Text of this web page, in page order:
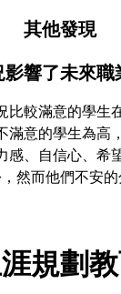
其他發現
響了未來
比較滿意的學生
滿意的學生為高
感、自信心、希
然而他們不安的
規劃